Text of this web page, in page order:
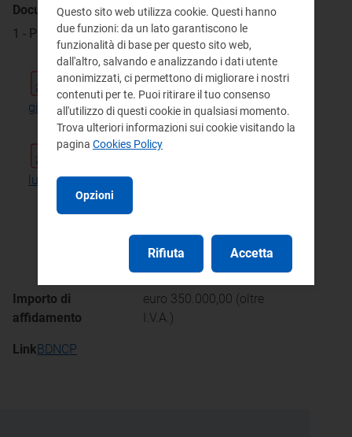
Documenti di gara:
1 - Provvedimenti
Determinazione 56/DAGR/2026 del 26
giugno 2026 – nomina RUP
pdf 244 KB
Determinazione 57/DAGR/2026 del 1
luglio 2026 – provvedimento di adesione
pdf 241 KB
Importo di
affidamento
euro 350.000,00 (oltre
I.V.A.)
LinkBDNCP
Questo sito web utilizza cookie. Questi hanno
due funzioni: da un lato garantiscono le
funzionalità di base per questo sito web,
dall'altro, salvando e analizzando i dati utente
anonimizzati, ci permettono di migliorare i nostri
contenuti per te. Puoi ritirare il tuo consenso
all'utilizzo di questi cookie in qualsiasi momento.
Trova ulteriori informazioni sui cookie visitando la
pagina Cookies Policy
Opzioni
Rifiuta Accetta